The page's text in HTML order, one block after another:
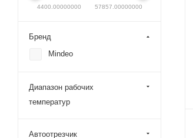
4400.00000000 57857.00000000
Бренд
Mindeo
Диапазон рабочих
температур
Автоотрезчик